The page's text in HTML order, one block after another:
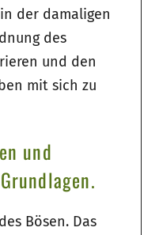
der damaligen
des
und den
mit sich zu
und
Bösen. Das